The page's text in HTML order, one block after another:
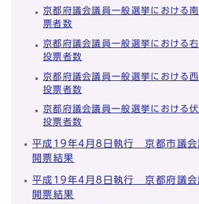
京都府議会議員一般選挙における
票者数
京都府議会議員一般選挙における
投票者数
京都府議会議員一般選挙における
投票者数
京都府議会議員一般選挙における
投票者数
平成19年4月8日執行 京都市議
開票結果
平成19年4月8日執行 京都府議
開票結果